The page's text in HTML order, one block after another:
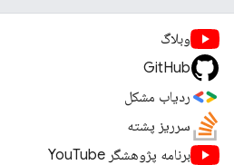
وبلاگ
GitHub
ردیاب مشکل
سرریز پشته
برنامه پژوهشگر YouTube